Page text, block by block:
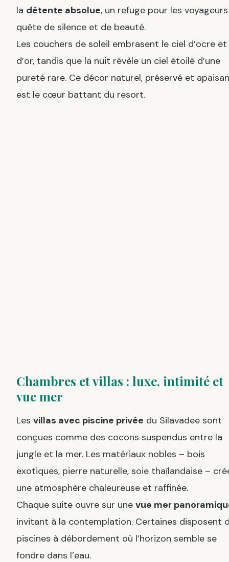
la détente absolue, un refuge pour les
quête de silence et de beauté.
Les couchers de soleil embrasent le ciel d’ocre et
d’or, tandis que la nuit révèle un ciel étoilé d’une
pureté rare. Ce décor naturel, préservé et
est le cœur battant du resort.
Chambres et villas : luxe, intimité et
vue mer
Les villas avec piscine privée du Silavadee sont
conçues comme des cocons suspendus entre la
jungle et la mer. Les matériaux nobles – bois
exotiques, pierre naturelle, soie thaïlandaise –
une atmosphère chaleureuse et raffinée.
Chaque suite ouvre sur une vue mer
invitant à la contemplation. Certaines disposent
piscines à débordement où l’horizon semble se
fondre dans l’eau.